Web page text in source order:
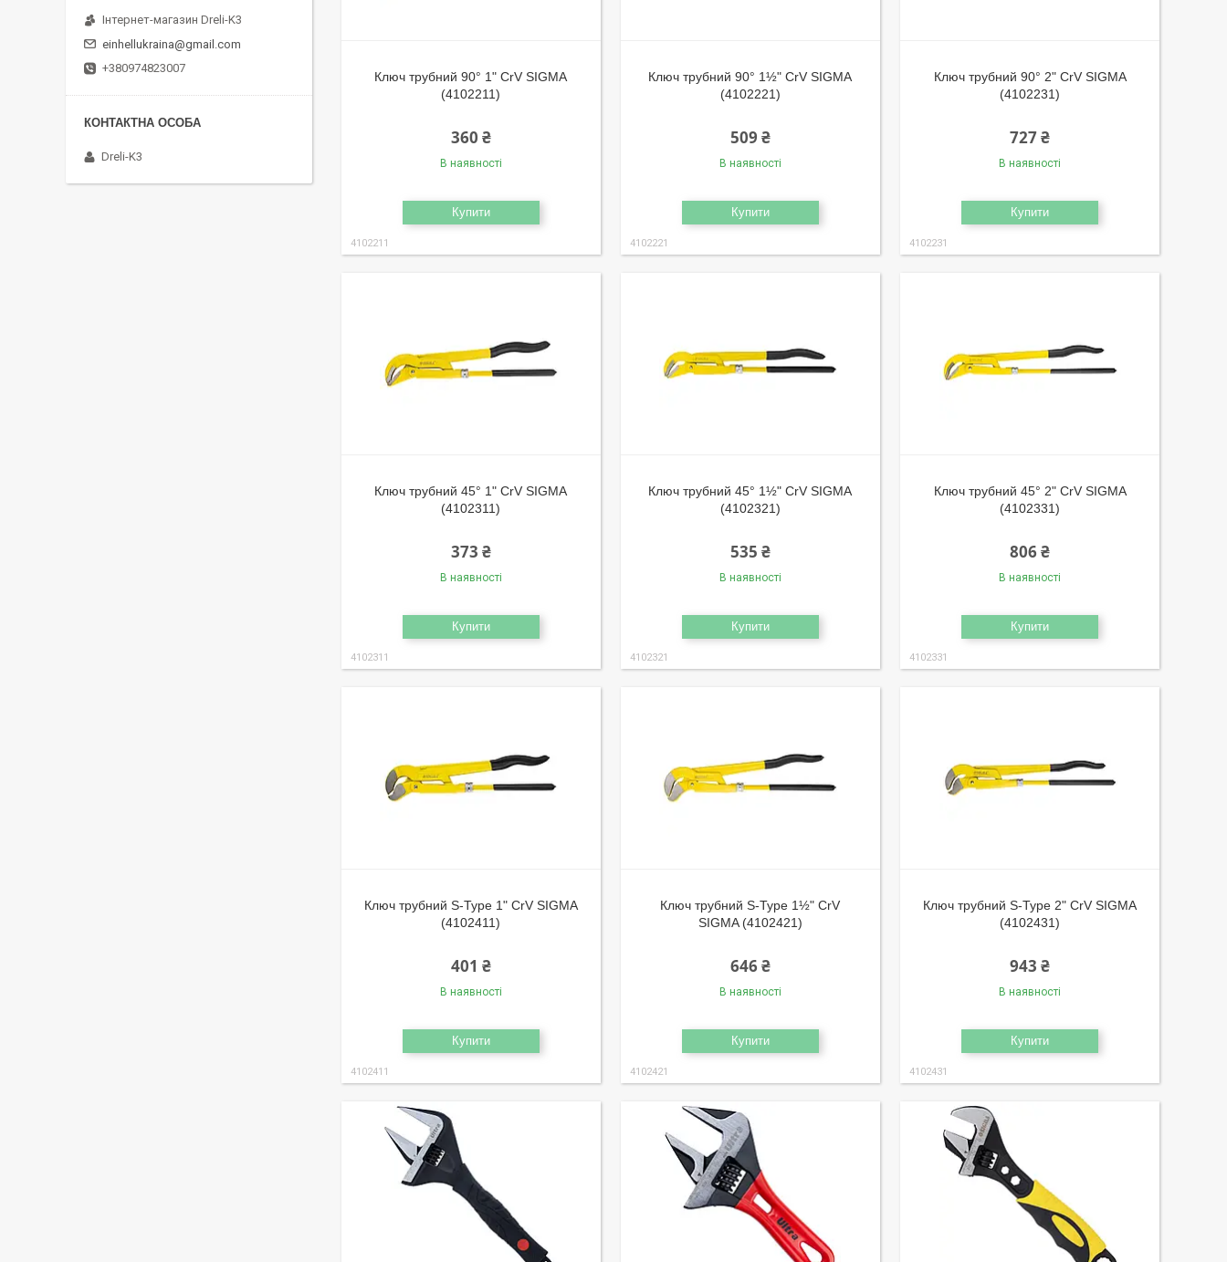
Ключ трубний 90° 1" CrV SIGMA
(4102211)
360 ₴
В наявності
Купити
4102211
Ключ трубний 90° 1½" CrV SIGMA
(4102221)
509 ₴
В наявності
Купити
4102221
Ключ трубний 90° 2" CrV SIGMA
(4102231)
727 ₴
В наявності
Купити
4102231
Ключ трубний 45° 1" CrV SIGMA
(4102311)
373 ₴
В наявності
Купити
4102311
Ключ трубний 45° 1½" CrV SIGMA
(4102321)
535 ₴
В наявності
Купити
4102321
Ключ трубний 45° 2" CrV SIGMA
(4102331)
806 ₴
В наявності
Купити
4102331
Ключ трубний S-Type 1" CrV SIGMA
(4102411)
401 ₴
В наявності
Купити
4102411
Ключ трубний S-Type 1½" CrV
SIGMA (4102421)
646 ₴
В наявності
Купити
4102421
Ключ трубний S-Type 2" CrV SIGMA
(4102431)
943 ₴
В наявності
Купити
4102431
Інтернет-магазин Dreli-K3
einhellukraina@gmail.com
+380974823007
Dreli-K3